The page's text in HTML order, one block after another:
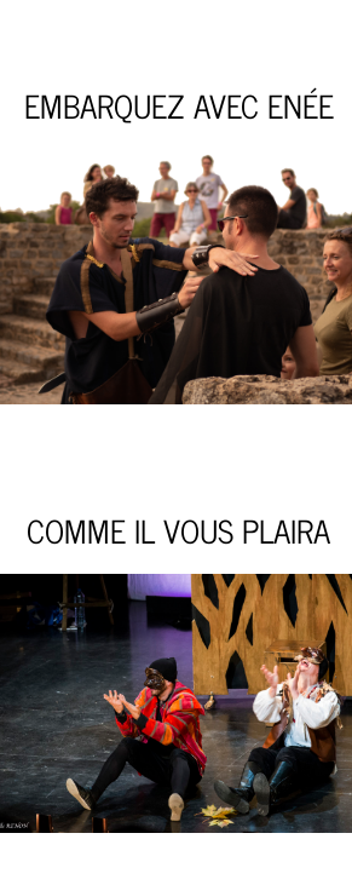
EMBARQUEZ AVEC ENÉE
COMME IL VOUS PLAIRA